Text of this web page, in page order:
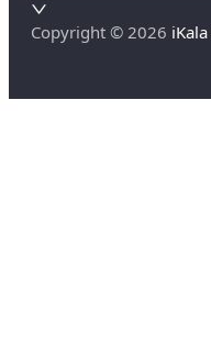
Copyright © 2026 iKala